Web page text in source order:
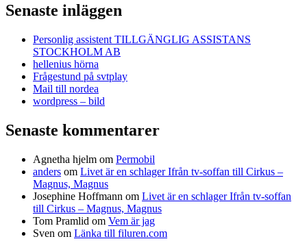
Senaste inläggen
Personlig assistent TILLGÄNGLIG ASSISTANS
STOCKHOLM AB
hellenius hörna
Frågestund på svtplay
Mail till nordea
wordpress – bild
Senaste kommentarer
Agnetha hjelm om Permobil
anders om Livet är en schlager Ifrån tv-soffan till Cirkus –
Magnus, Magnus
Josephine Hoffmann om Livet är en schlager Ifrån tv-soffan
till Cirkus – Magnus, Magnus
Tom Pramlid om Vem är jag
Sven om Länka till filuren.com